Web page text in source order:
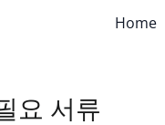
Home
요 서류